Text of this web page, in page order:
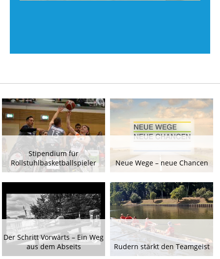
Stipendium für
Rollstuhlbasketballspieler
Neue Wege – neue Chancen
Der Schritt Vorwärts – Ein Weg
aus dem Abseits
Rudern stärkt den Teamgeist